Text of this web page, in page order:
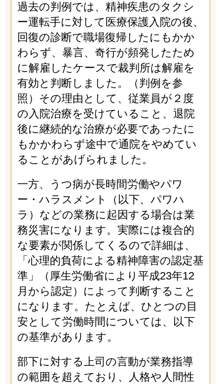
過去の判例では、精神疾患のタクシ
ー運転手に対して医療保護入院の後、
回復の診断で職場復帰したにもかか
わらず、暴言、奇行が頻発したため
に解雇したケースで裁判所は解雇を
有効と判断しました。（判例を参
照）その理由として、従業員が２度
の入院治療を受けていること、退院
後に継続的な治療が必要であったに
もかかわらず途中で通院をやめてい
ることがあげられました。
一方、うつ病が長時間労働やパワ
ー・ハラスメント（以下、パワハ
ラ）などの業務に起因する場合は業
務災害になります。実際には複合的
な要素が関係してくるので詳細は、
「心理的負荷による精神障害の認定基
準」（厚生労働省により平成23年12
月から認定）によって判断すること
になります。たとえば、ひとつの目
安として労働時間については、以下
の基準があります。
部下に対する上司の言動が業務指導
の範囲を超えており、人格や人間性